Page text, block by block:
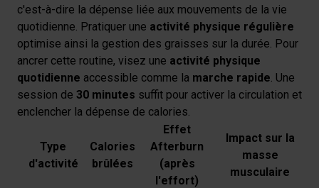
c'est-à-dire la dépense liée aux mouvements de la vie
quotidienne. Pratiquer une activité physique régulière
optimise ainsi la gestion des graisses sur la durée. Pour
ancrer cette routine, visez une activité physique
quotidienne accessible comme la marche rapide. Une
session de 30 minutes suffit pour activer la circulation et
enclencher la dépense de calories.
Type
d'activité
Calories
brûlées
Effet
Afterburn
(après
l'effort)
Impact sur la
masse
musculaire